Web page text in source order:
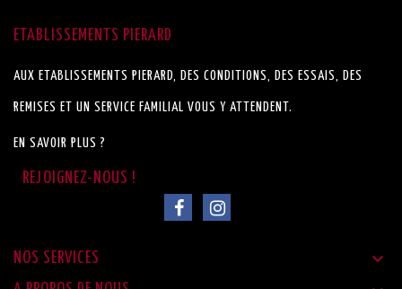
ETABLISSEMENTS PIERARD
AUX ETABLISSEMENTS PIERARD, DES CONDITIONS, DES ESSAIS, DES
REMISES ET UN SERVICE FAMILIAL VOUS Y ATTENDENT.
EN SAVOIR PLUS ?
NOS SERVICES 